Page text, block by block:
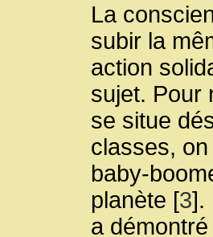
La
subir la
action
sujet. Pour
se situe
classes,
baby-
planète [3].
a